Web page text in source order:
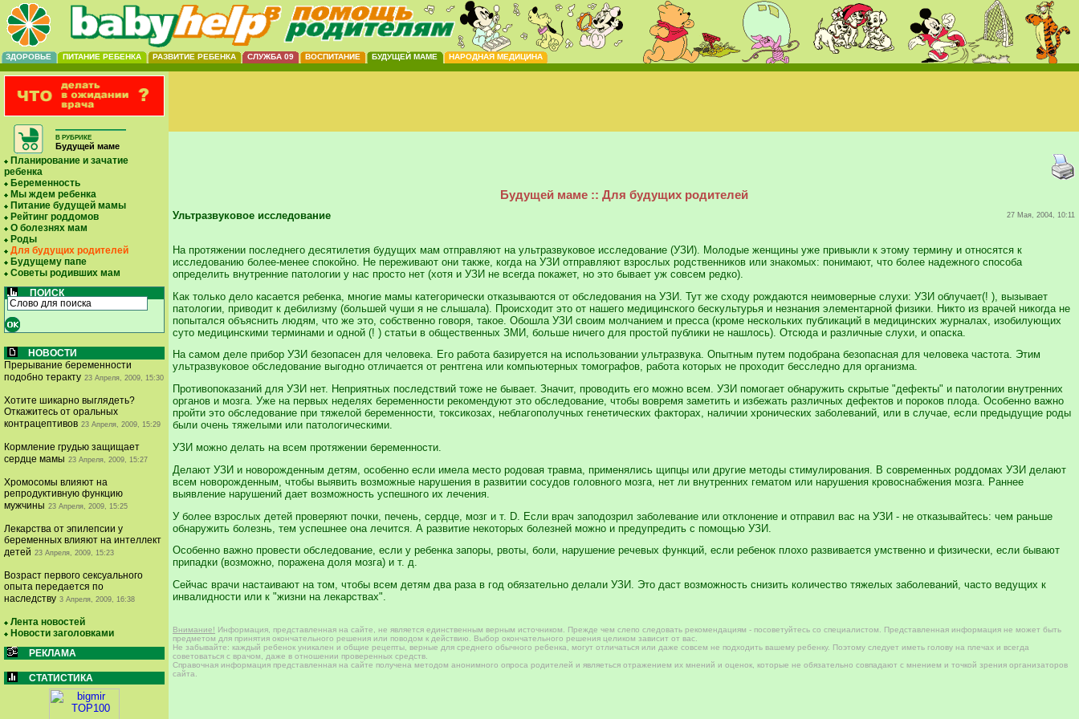
ЗДОРОВЬЕ ПИТАНИЕ РЕБЕНКА РАЗВИТИЕ РЕБЕНКА СЛУЖБА 09 ВОСПИТАНИЕ БУДУЩЕЙ МАМЕ НАРОДНАЯ МЕДИЦИНА
В РУБРИКЕ
Будущей маме
Планирование и зачатие
ребенка
Беременность
Мы ждем ребенка
Питание будущей мамы
Рейтинг роддомов
О болезнях мам
Роды
Для будущих родителей
Будущему папе
Советы родивших мам
ПОИСК
НОВОСТИ
Прерывание беременности
подобно теракту 23 Апреля, 2009, 15:30
Хотите шикарно выглядеть?
Откажитесь от оральных
контрацептивов 23 Апреля, 2009, 15:29
Кормление грудью защищает
сердце мамы 23 Апреля, 2009, 15:27
Хромосомы влияют на
репродуктивную функцию
мужчины 23 Апреля, 2009, 15:25
Лекарства от эпилепсии у
беременных влияют на интеллект
детей 23 Апреля, 2009, 15:23
Возраст первого сексуального
опыта передается по
наследству 3 Апреля, 2009, 16:38
Лента новостей
Новости заголовками
РЕКЛАМА
СТАТИСТИКА
Будущей маме :: Для будущих родителей
Ультразвуковое исследование 27 Мая, 2004, 10:11
На протяжении последнего десятилетия будущих мам отправляют на ультразвуковое исследование (УЗИ). Молодые женщины уже привыкли к этому термину и относятся к
исследованию более-менее спокойно. Не переживают они также, когда на УЗИ отправляют взрослых родственников или знакомых: понимают, что более надежного способа
определить внутренние патологии у нас просто нет (хотя и УЗИ не всегда покажет, но это бывает уж совсем редко).
Как только дело касается ребенка, многие мамы категорически отказываются от обследования на УЗИ. Тут же сходу рождаются неимоверные слухи: УЗИ облучает(! ), вызывает
патологии, приводит к дебилизму (большей чуши я не слышала). Происходит это от нашего медицинского бескультурья и незнания элементарной физики. Никто из врачей никогда не
попытался объяснить людям, что же это, собственно говоря, такое. Обошла УЗИ своим молчанием и пресса (кроме нескольких публикаций в медицинских журналах, изобилующих
суто медицинскими терминами и одной (! ) статьи в общественных ЗМИ, больше ничего для простой публики не нашлось). Отсюда и различные слухи, и опаска.
На самом деле прибор УЗИ безопасен для человека. Его работа базируется на использовании ультразвука. Опытным путем подобрана безопасная для человека частота. Этим
ультразвуковое обследование выгодно отличается от рентгена или компьютерных томографов, работа которых не проходит бесследно для организма.
Противопоказаний для УЗИ нет. Неприятных последствий тоже не бывает. Значит, проводить его можно всем. УЗИ помогает обнаружить скрытые "дефекты" и патологии внутренних
органов и мозга. Уже на первых неделях беременности рекомендуют это обследование, чтобы вовремя заметить и избежать различных дефектов и пороков плода. Особенно важно
пройти это обследование при тяжелой беременности, токсикозах, неблагополучных генетических факторах, наличии хронических заболеваний, или в случае, если предыдущие роды
были очень тяжелыми или патологическими.
УЗИ можно делать на всем протяжении беременности.
Делают УЗИ и новорожденным детям, особенно если имела место родовая травма, применялись щипцы или другие методы стимулирования. В современных роддомах УЗИ делают
всем новорожденным, чтобы выявить возможные нарушения в развитии сосудов головного мозга, нет ли внутренних гематом или нарушения кровоснабжения мозга. Раннее
выявление нарушений дает возможность успешного их лечения.
У более взрослых детей проверяют почки, печень, сердце, мозг и т. D. Если врач заподозрил заболевание или отклонение и отправил вас на УЗИ - не отказывайтесь: чем раньше
обнаружить болезнь, тем успешнее она лечится. А развитие некоторых болезней можно и предупредить с помощью УЗИ.
Особенно важно провести обследование, если у ребенка запоры, рвоты, боли, нарушение речевых функций, если ребенок плохо развивается умственно и физически, если бывают
припадки (возможно, поражена доля мозга) и т. д.
Сейчас врачи настаивают на том, чтобы всем детям два раза в год обязательно делали УЗИ. Это даст возможность снизить количество тяжелых заболеваний, часто ведущих к
инвалидности или к "жизни на лекарствах".
Внимание! Информация, представленная на сайте, не является единственным верным источником. Прежде чем слепо следовать рекомендациям - посоветуйтесь со специалистом. Представленная информация не может быть
предметом для принятия окончательного решения или поводом к действию. Выбор окончательного решения целиком зависит от вас.
Не забывайте: каждый ребенок уникален и общие рецепты, верные для среднего обычного ребенка, могут отличаться или даже совсем не подходить вашему ребенку. Поэтому следует иметь голову на плечах и всегда
советоваться с врачом, даже в отношении проверенных средств.
Справочная информация представленная на сайте получена методом анонимного опроса родителей и являеться отражением их мнений и оценок, которые не обязательно совпадают с мнением и точкой зрения организаторов
сайта.